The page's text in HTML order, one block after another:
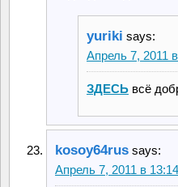
yuriki says:
Апрель 7, 2011
ЗДЕСЬ всё
kosoy64rus says:
Апрель 7, 2011 в 13:14